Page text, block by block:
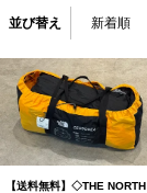
並び替え 新着順
【送料無料】◇THE NORTH